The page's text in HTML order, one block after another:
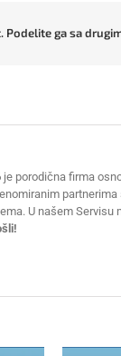
ga sa
je porodična firma
U našem Servisu